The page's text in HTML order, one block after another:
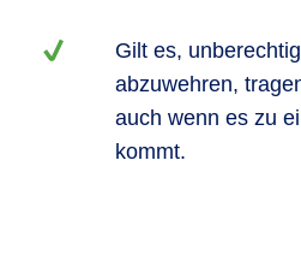
Gilt es,
abzuwehren,
auch wenn es zu
kommt.